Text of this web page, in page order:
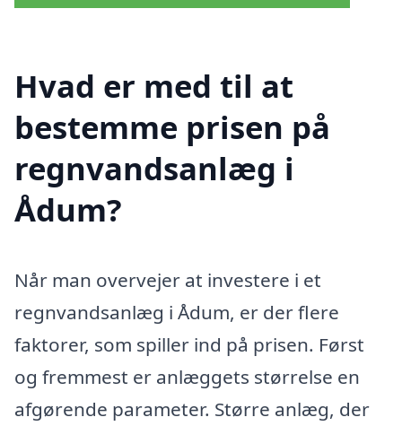
Hvad er med til at
bestemme prisen på
regnvandsanlæg i
Ådum?
Når man overvejer at investere i et
regnvandsanlæg i Ådum, er der flere
faktorer, som spiller ind på prisen. Først
og fremmest er anlæggets størrelse en
afgørende parameter. Større anlæg, der